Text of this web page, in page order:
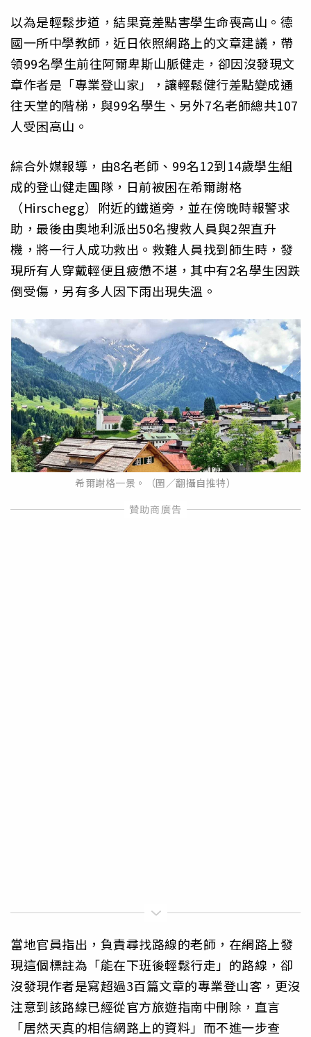
以為是輕鬆步道，結果竟差點害學生命喪高山。德
國一所中學教師，近日依照網路上的文章建議，帶
領99名學生前往阿爾卑斯山脈健走，卻因沒發現文
章作者是「專業登山家」，讓輕鬆健行差點變成通
往天堂的階梯，與99名學生、另外7名老師總共107
人受困高山。
綜合外媒報導，由8名老師、99名12到14歲學生組
成的登山健走團隊，日前被困在希爾謝格
（Hirschegg）附近的鐵道旁，並在傍晚時報警求
助，最後由奧地利派出50名搜救人員與2架直升
機，將一行人成功救出。救難人員找到師生時，發
現所有人穿戴輕便且疲憊不堪，其中有2名學生因跌
倒受傷，另有多人因下雨出現失溫。
希爾謝格一景。（圖／翻攝自推特）
當地官員指出，負責尋找路線的老師，在網路上發
現這個標註為「能在下班後輕鬆行走」的路線，卻
沒發現作者是寫超過3百篇文章的專業登山客，更沒
注意到該路線已經從官方旅遊指南中刪除，直言
「居然天真的相信網路上的資料」而不進一步查